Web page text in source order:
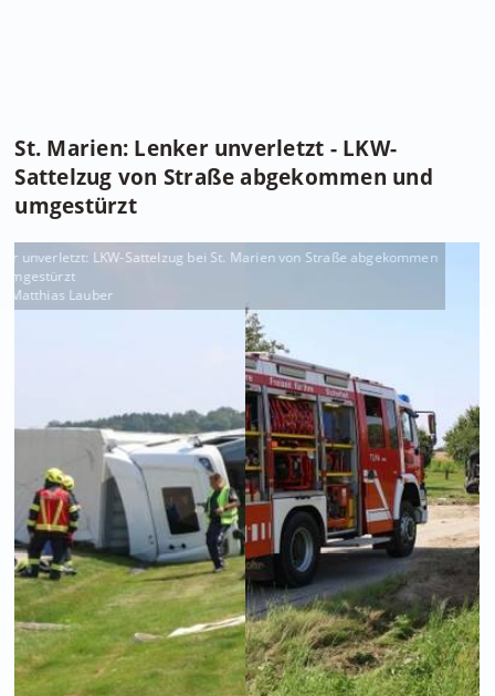
St. Marien: Lenker unverletzt - LKW-
Sattelzug von Straße abgekommen und
umgestürzt